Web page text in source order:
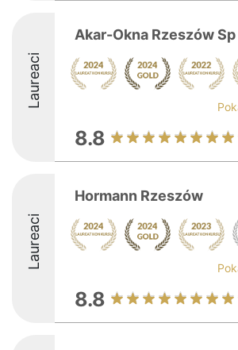
Laureaci
Akar-Okna Rzeszów Sp
8.8
Laureaci
Hormann Rzeszów
8.8